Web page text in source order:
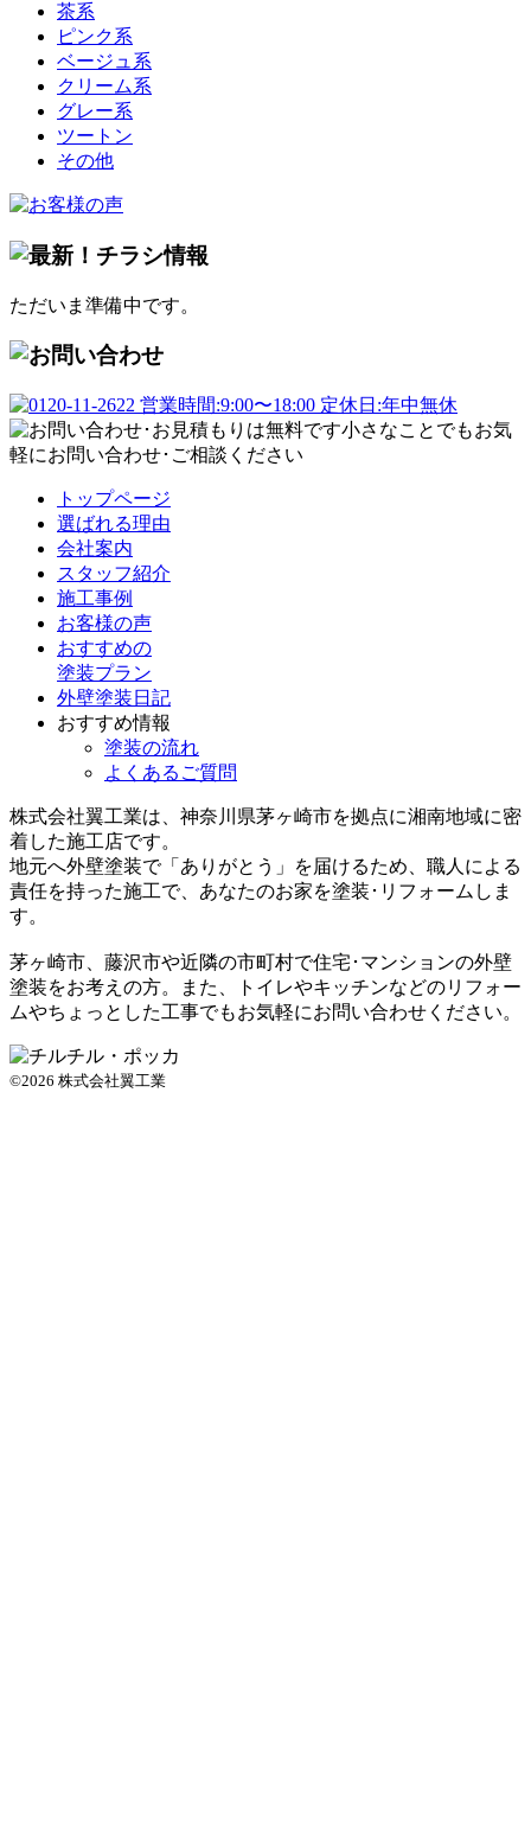
茶系
ピンク系
ベージュ系
クリーム系
グレー系
ツートン
その他
ただいま準備中です。
トップページ
選ばれる理由
会社案内
スタッフ紹介
施工事例
お客様の声
おすすめの
塗装プラン
外壁塗装日記
おすすめ情報
塗装の流れ
よくあるご質問
株式会社翼工業は、神奈川県茅ヶ崎市を拠点に湘南地域に密
着した施工店です。
地元へ外壁塗装で「ありがとう」
を届けるため、職人による
責任を持った施工で、あなたのお家を塗装･リフォームしま
す。
茅ヶ崎市、藤沢市や近隣の市町村で住宅･マンションの外壁
塗装をお考えの方。また、トイレやキッチンなどのリフォー
ムやちょっとした工事でもお気軽にお問い合わせください。
©2026 株式会社翼工業